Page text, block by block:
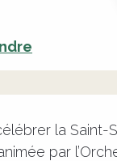
la Saint-
par